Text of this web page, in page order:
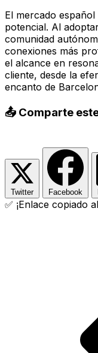
El mercado
potencial. Al
comunidad
conexiones más
el alcance en
cliente, desde la
encanto de
📤 Comparte
Twitter Facebook
✅ ¡Enlace copiado